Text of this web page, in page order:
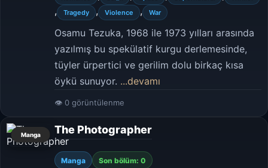
, Tragedy , Violence , War
Osamu Tezuka, 1968 ile 1973 yılları arasında
yazılmış bu spekülatif kurgu derlemesinde,
tüyler ürpertici ve gerilim dolu birkaç kısa
öykü sunuyor. ...devamı
👁 0 görüntülenme
Manga The Photographer
Manga Son bölüm: 0